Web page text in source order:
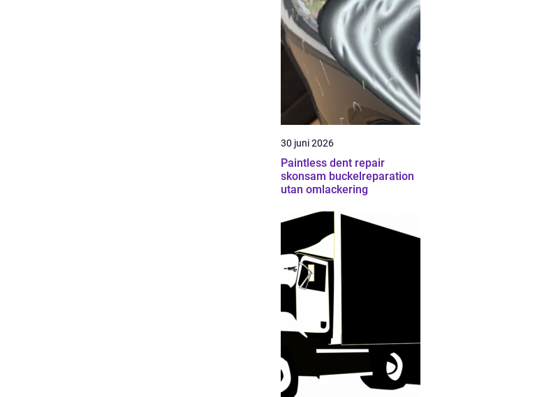
30 juni 2026
Paintless dent repair
skonsam buckelreparation
utan omlackering